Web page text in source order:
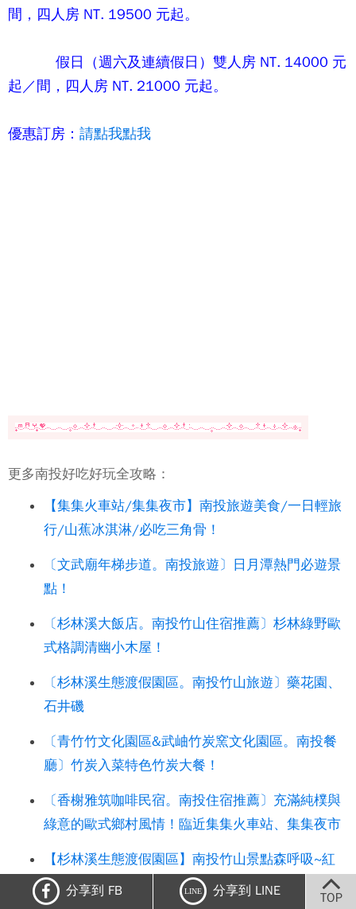
間，四人房 NT. 19500 元起。
假日（週六及連續假日）雙人房 NT. 14000 元
起／間，四人房 NT. 21000 元起。
優惠訂房： 請點我點我
更多南投好吃好玩全攻略：
【集集火車站/集集夜市】南投旅遊美食/一日輕旅
行/山蕉冰淇淋/必吃三角骨！
〔文武廟年梯步道。南投旅遊〕日月潭熱門必遊景
點！
〔杉林溪大飯店。南投竹山住宿推薦〕杉林綠野歐
式格調清幽小木屋！
〔杉林溪生態渡假園區。南投竹山旅遊〕藥花園、
石井磯
〔青竹竹文化園區&武岫竹炭窯文化園區。南投餐
廳〕竹炭入菜特色竹炭大餐！
〔香榭雅筑咖啡民宿。南投住宿推薦〕充滿純樸與
綠意的歐式鄉村風情！臨近集集火車站、集集夜市
【杉林溪生態渡假園區】南投竹山景點森呼吸~紅
樓/淞瀧岩瀑布/千年紅檜/天地眼
分享到 FB LINE 分享到 LINE TOP